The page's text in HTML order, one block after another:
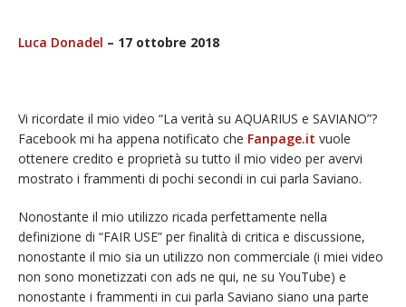
Luca Donadel – 17 ottobre 2018
Vi ricordate il mio video “La verità su AQUARIUS e SAVIANO”?
Facebook mi ha appena notificato che Fanpage.it vuole
ottenere credito e proprietà su tutto il mio video per avervi
mostrato i frammenti di pochi secondi in cui parla Saviano.
Nonostante il mio utilizzo ricada perfettamente nella
definizione di “FAIR USE” per finalità di critica e discussione,
nonostante il mio sia un utilizzo non commerciale (i miei video
non sono monetizzati con ads ne qui, ne su YouTube) e
nonostante i frammenti in cui parla Saviano siano una parte